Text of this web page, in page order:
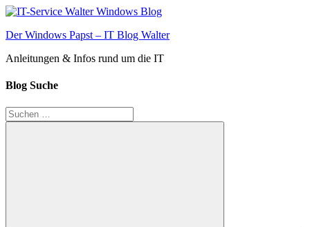
Zum
springen
Der Windows Papst – IT Blog Walter
Anleitungen & Infos rund um die IT
Blog Suche
Suchen
nach: